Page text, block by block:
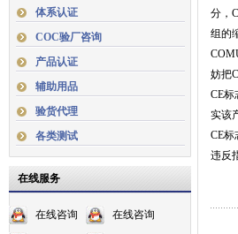
体系认证
COC验厂咨询
产品认证
辅助用品
验货代理
各类测试
在线服务
在线咨询 在线咨询
分，
组的
妨把
CE标
实该
CE标
违反